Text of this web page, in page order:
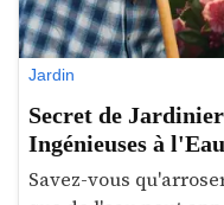
Jardin
Secret de
Ingénieuses à
Savez-vous